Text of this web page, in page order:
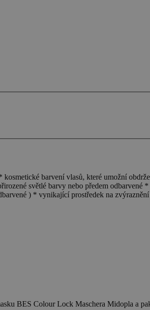
barvení vlasů, které umožní
světlé barvy nebo předem odbarvené
) * vynikající prostředek na
BES Colour Lock Maschera Midopla a